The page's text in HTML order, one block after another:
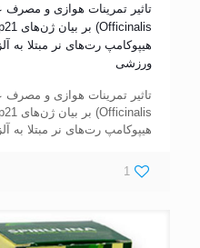
هیپوکامپ رت‌های نر مبتلا به
ورزشی
هیپوکامپ رت‌های نر مبتلا به
1